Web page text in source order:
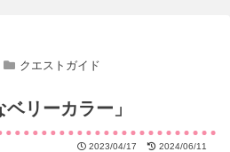
クエストガイド
リーカラー」
2023/04/17 2024/06/11